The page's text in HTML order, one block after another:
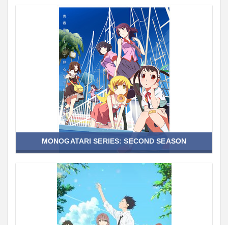
MONOGATARI SERIES: SECOND SEASON